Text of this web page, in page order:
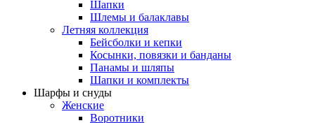
Шапки
Шлемы и балаклавы
Летняя коллекция
Бейсболки и кепки
Косынки, повязки и банданы
Панамы и шляпы
Шапки и комплекты
Шарфы и снуды
Женские
Воротники